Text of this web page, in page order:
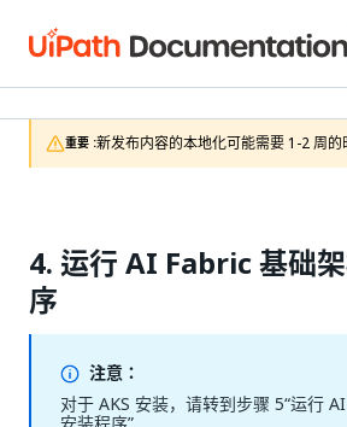
重要 :新发布内容的本地化可能需要 1-2 周的
4. 运行 AI Fabric 基础
序
注意：
对于 AKS 安装，请转到步骤 5“运行